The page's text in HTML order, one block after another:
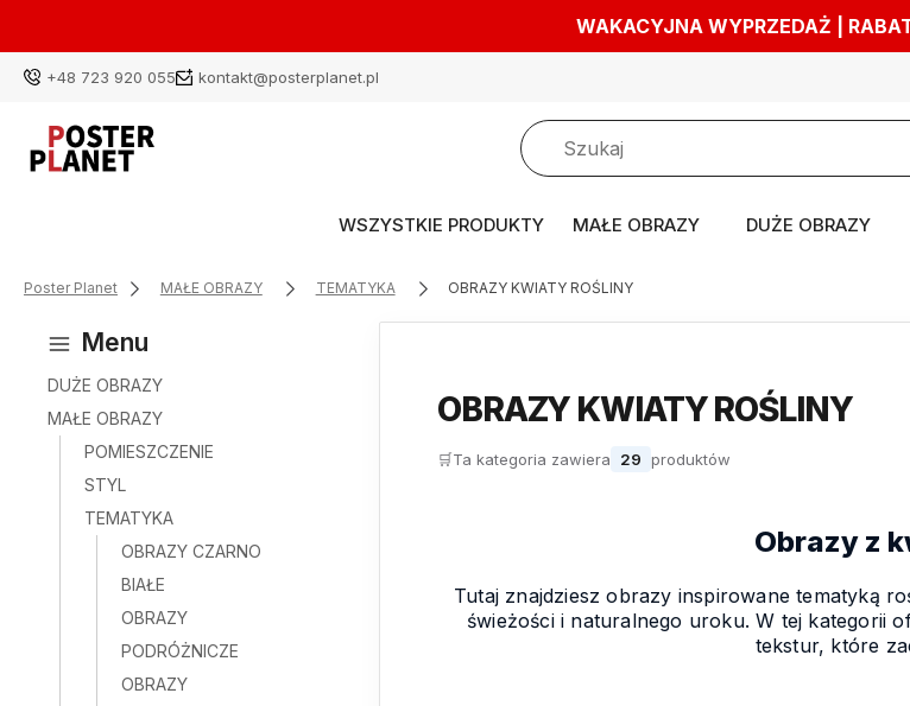
WAKACYJNA WYPRZEDAŻ |
+48 723 920 055 kontakt@posterplanet.pl
WSZYSTKIE PRODUKTY MAŁE OBRAZY DUŻE OBRAZY
Poster Planet MAŁE OBRAZY TEMATYKA OBRAZY KWIATY ROŚLINY
Menu
DUŻE OBRAZY
MAŁE OBRAZY
POMIESZCZENIE
STYL
TEMATYKA
OBRAZY CZARNO
BIAŁE
OBRAZY
PODRÓŻNICZE
OBRAZY
OBRAZY KWIATY ROŚLINY
🛒Ta kategoria zawiera 29 produktów
Obrazy z
Tutaj znajdziesz obrazy inspirowane tematyką
świeżości i naturalnego uroku. W tej kategorii
tekstur, które